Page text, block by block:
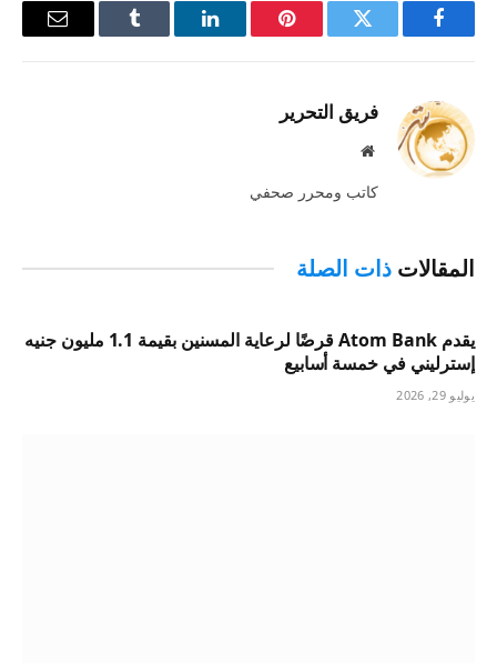
فيسبوك تويتر بينتيريستلينكدإن Tumblr
البريد
فريق التحرير
موقع
كاتب ومحرر صحفي
المقالات ذات الصلة
يقدم Atom Bank قرضًا لرعاية المسنين بقيمة 1.1 مليون جنيه
إسترليني في خمسة أسابيع
يوليو 29, 2026